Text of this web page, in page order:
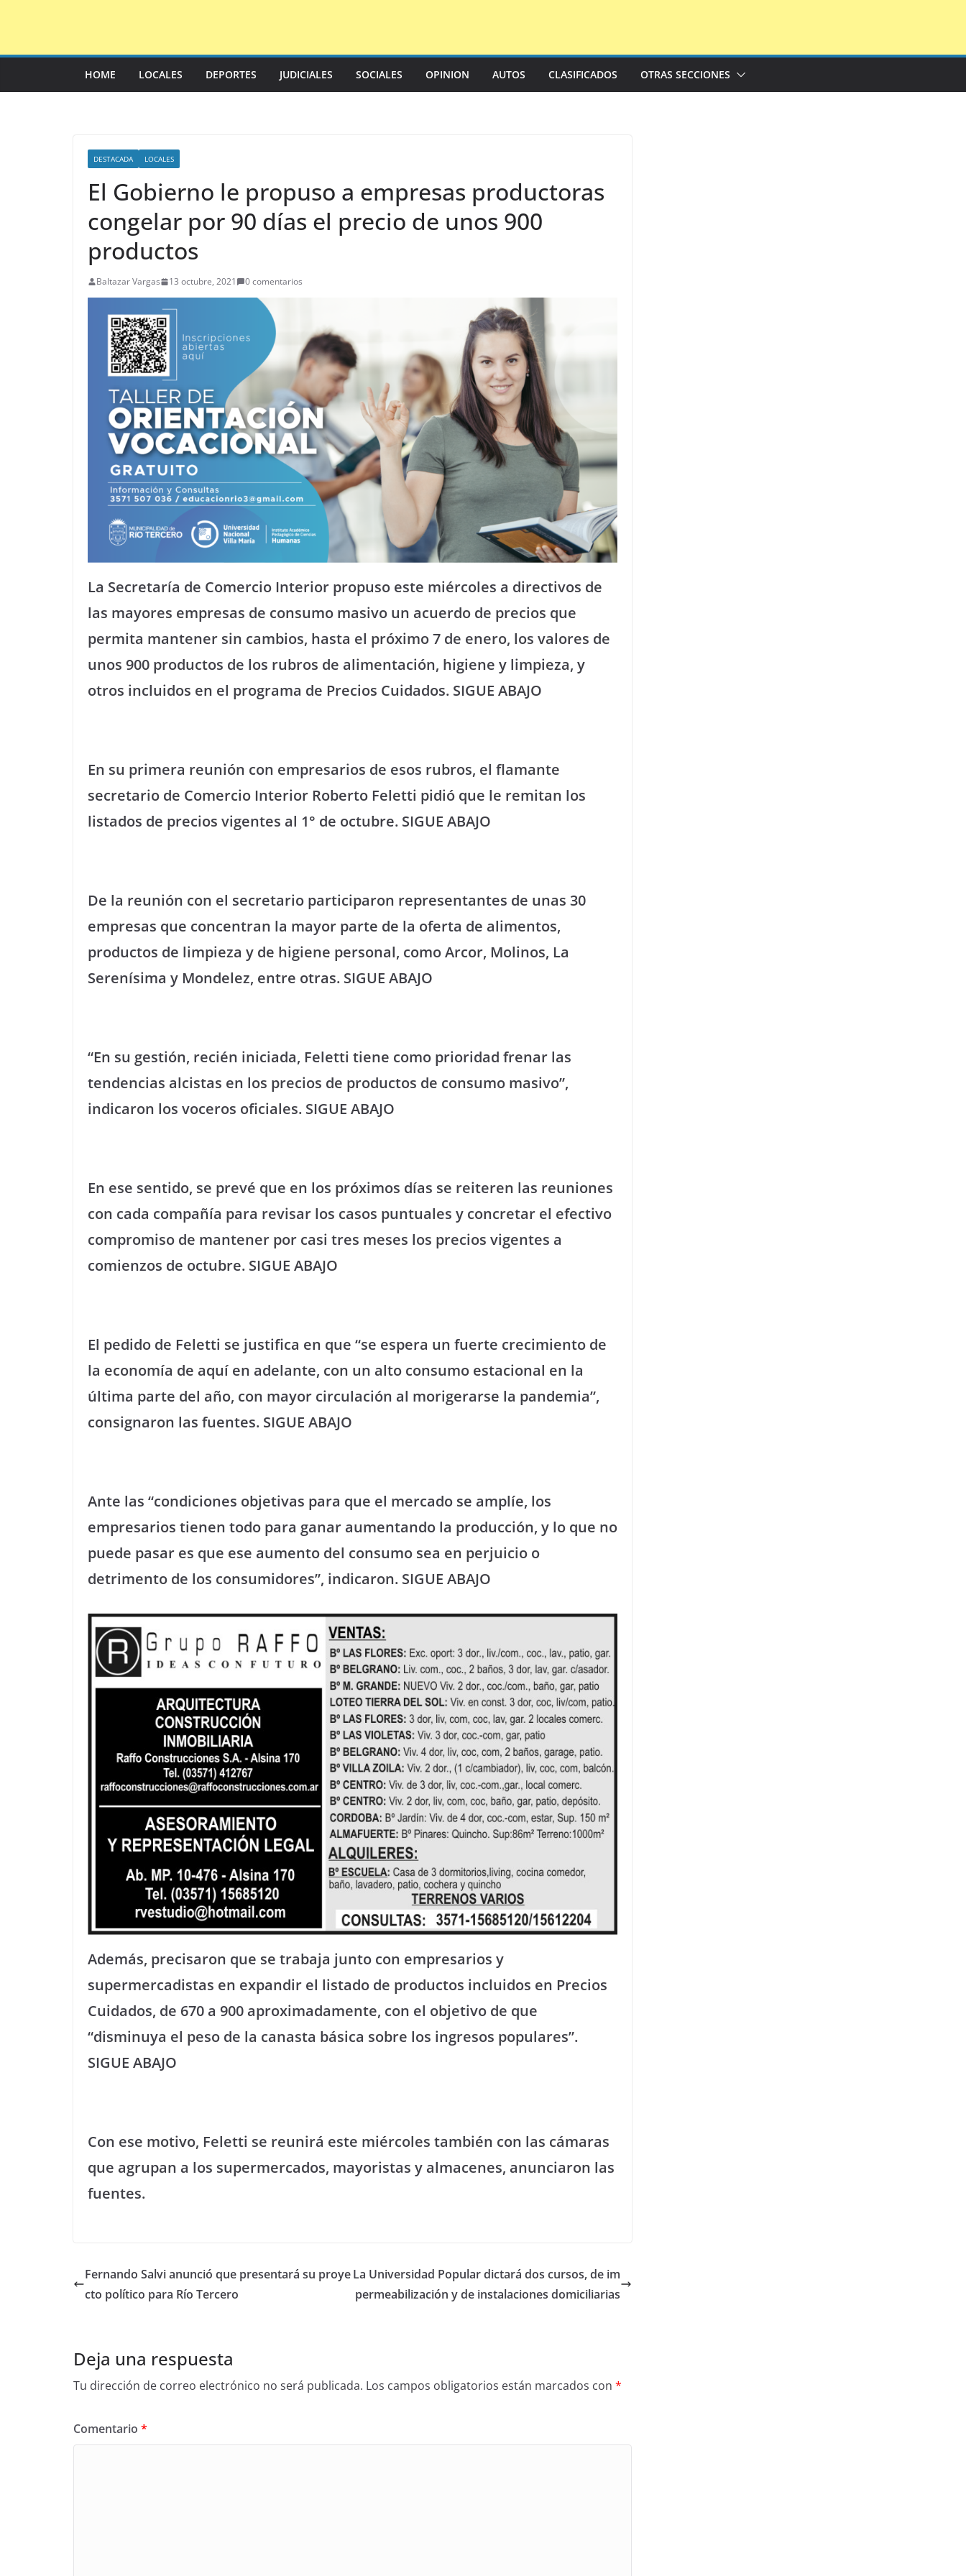
HOME LOCALES DEPORTES JUDICIALES SOCIALES OPINION AUTOS CLASIFICADOS OTRAS SECCIONES
DESTACADA LOCALES
El Gobierno le propuso a empresas productoras
congelar por 90 días el precio de unos 900
productos
Baltazar Vargas 13 octubre, 2021 0 comentarios
La Secretaría de Comercio Interior propuso este miércoles a directivos de
las mayores empresas de consumo masivo un acuerdo de precios que
permita mantener sin cambios, hasta el próximo 7 de enero, los valores de
unos 900 productos de los rubros de alimentación, higiene y limpieza, y
otros incluidos en el programa de Precios Cuidados. SIGUE ABAJO
En su primera reunión con empresarios de esos rubros, el flamante
secretario de Comercio Interior Roberto Feletti pidió que le remitan los
listados de precios vigentes al 1° de octubre. SIGUE ABAJO
De la reunión con el secretario participaron representantes de unas 30
empresas que concentran la mayor parte de la oferta de alimentos,
productos de limpieza y de higiene personal, como Arcor, Molinos, La
Serenísima y Mondelez, entre otras. SIGUE ABAJO
“En su gestión, recién iniciada, Feletti tiene como prioridad frenar las
tendencias alcistas en los precios de productos de consumo masivo”,
indicaron los voceros oficiales. SIGUE ABAJO
En ese sentido, se prevé que en los próximos días se reiteren las reuniones
con cada compañía para revisar los casos puntuales y concretar el efectivo
compromiso de mantener por casi tres meses los precios vigentes a
comienzos de octubre. SIGUE ABAJO
El pedido de Feletti se justifica en que “se espera un fuerte crecimiento de
la economía de aquí en adelante, con un alto consumo estacional en la
última parte del año, con mayor circulación al morigerarse la pandemia”,
consignaron las fuentes. SIGUE ABAJO
Ante las “condiciones objetivas para que el mercado se amplíe, los
empresarios tienen todo para ganar aumentando la producción, y lo que no
puede pasar es que ese aumento del consumo sea en perjuicio o
detrimento de los consumidores”, indicaron. SIGUE ABAJO
Además, precisaron que se trabaja junto con empresarios y
supermercadistas en expandir el listado de productos incluidos en Precios
Cuidados, de 670 a 900 aproximadamente, con el objetivo de que
“disminuya el peso de la canasta básica sobre los ingresos populares”.
SIGUE ABAJO
Con ese motivo, Feletti se reunirá este miércoles también con las cámaras
que agrupan a los supermercados, mayoristas y almacenes, anunciaron las
fuentes.
Fernando Salvi anunció que presentará su proye
cto político para Río Tercero
La Universidad Popular dictará dos cursos, de im
permeabilización y de instalaciones domiciliarias
Deja una respuesta
Tu dirección de correo electrónico no será publicada. Los campos obligatorios están marcados con *
Comentario *